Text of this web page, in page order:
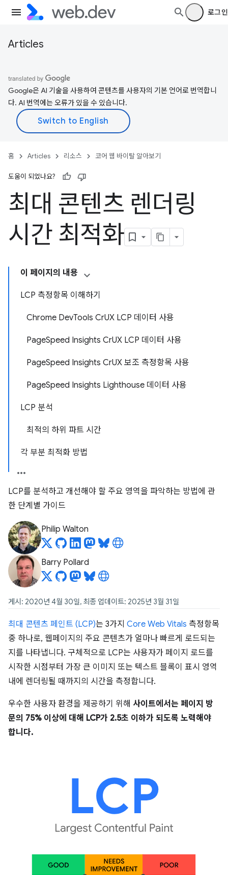
로그인
Articles
Google은 AI 기술을 사용하여 콘텐츠를 사용자의 기본 언어로 번역합니
다. AI 번역에는 오류가 있을 수 있습니다.
홈 Articles 리소스 코어 웹 바이탈 알아보기
도움이 되었나요?
최대 콘텐츠 렌더링
시간 최적화
이 페이지의 내용
LCP 측정항목 이해하기
Chrome DevTools CrUX LCP 데이터 사용
PageSpeed Insights CrUX LCP 데이터 사용
PageSpeed Insights CrUX 보조 측정항목 사용
PageSpeed Insights Lighthouse 데이터 사용
LCP 분석
최적의 하위 파트 시간
각 부분 최적화 방법
LCP를 분석하고 개선해야 할 주요 영역을 파악하는 방법에 관
한 단계별 가이드
Philip Walton
Barry Pollard
게시: 2020년 4월 30일, 최종 업데이트: 2025년 3월 31일
최대 콘텐츠 페인트 (LCP)는 3가지 Core Web Vitals 측정항목
중 하나로, 웹페이지의 주요 콘텐츠가 얼마나 빠르게 로드되는
지를 나타냅니다. 구체적으로 LCP는 사용자가 페이지 로드를
시작한 시점부터 가장 큰 이미지 또는 텍스트 블록이 표시 영역
내에 렌더링될 때까지의 시간을 측정합니다.
우수한 사용자 환경을 제공하기 위해 사이트에서는 페이지 방
문의 75% 이상에 대해 LCP가 2.5초 이하가 되도록 노력해야
합니다.